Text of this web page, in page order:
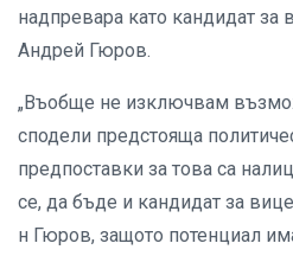
надпревара като кандидат за
Андрей Гюров.
„Въобще не изключвам
сподели предстояща
предпоставки за това са
се, да бъде и кандидат за
н Гюров, защото потенциал